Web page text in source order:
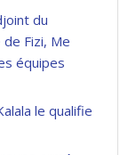
du
Fizi, Me
équipes
le qualifie